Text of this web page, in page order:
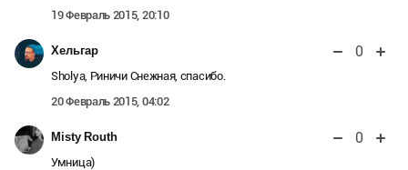
19 Февраль 2015, 20:10
Хельгар 0
Sholya, Риничи Снежная, спасибо.
20 Февраль 2015, 04:02
Misty Routh 0
Умница)